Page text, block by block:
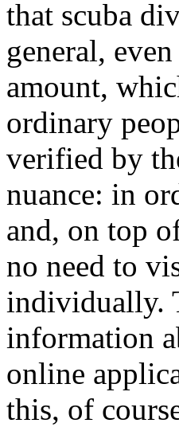
that scuba
general,
amount,
ordinary
verified by
nuance: in
and, on top
no need to
individually.
information
online
this, of